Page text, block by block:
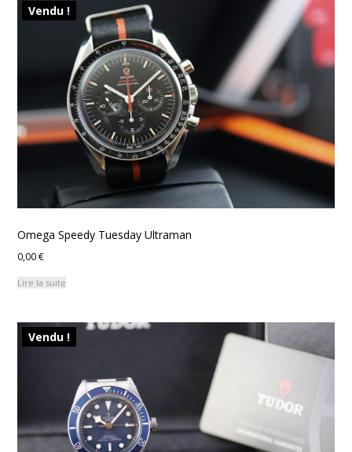
Vendu !
Omega Speedy Tuesday Ultraman
0,00€
Lire la suite
Vendu !